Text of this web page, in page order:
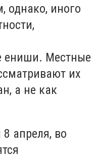
однако, иного
ениши. Местные
их
а не как
апреля, во